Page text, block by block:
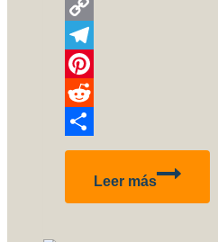
WhatsApp
Copy
Link
Telegram
Pinterest
Reddit
Compartir
Leer más
VII